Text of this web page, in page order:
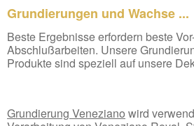
Grundierungen und Wachse ...
Beste Ergebnisse erfordern beste
Abschlußarbeiten. Unsere
Produkte sind speziell auf unsere
Grundierung Veneziano wird